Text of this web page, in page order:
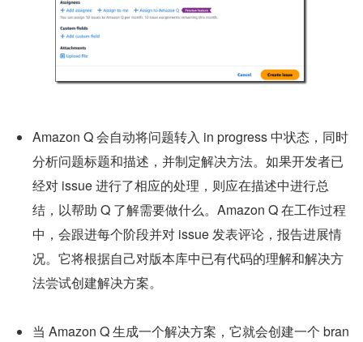
Amazon Q 会自动将问题转入 in progress 中状态，同时
分析问题标题和描述，并制定解决方法。如果开发者已
经对 issue 进行了相应的处理，则应在描述中进行总
结，以帮助 Q 了解需要做什么。Amazon Q 在工作过程
中，会跟进每个阶段并对 issue 发表评论，报告进展情
况。它将根据自己对版本库中已有代码的理解和解决方
法尝试创建解决方案。
当 Amazon Q 生成一个解决方案，它就会创建一个 bran